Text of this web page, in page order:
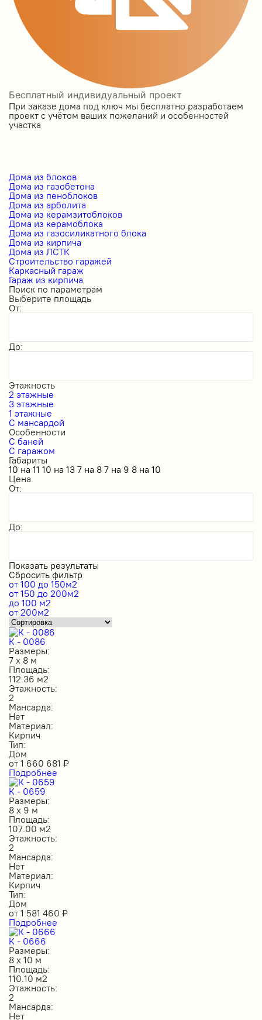
Бесплатный индивидуальный проект
При заказе дома под ключ мы бесплатно разработаем
проект с учётом ваших пожеланий и особенностей
участка
Дома из блоков
Дома из газобетона
Дома из пеноблоков
Дома из арболита
Дома из керамзитоблоков
Дома из керамоблока
Дома из газосиликатного блока
Дома из кирпича
Дома из ЛСТК
Строительство гаражей
Каркасный гараж
Гараж из кирпича
Поиск по параметрам
Выберите площадь
От:
До:
Этажность
2 этажные
3 этажные
1 этажные
С мансардой
Особенности
С баней
С гаражом
Габариты
10 на 11 10 на 13 7 на 8 7 на 9 8 на 10
Цена
От:
До:
Показать результаты
Сбросить фильтр
от 100 до 150м2
от 150 до 200м2
до 100 м2
от 200м2
К - 0086
Размеры:
7 х 8 м
Площадь:
112.36 м2
Этажность:
2
Мансарда:
Нет
Материал:
Кирпич
Тип:
Дом
от 1 660 681 ₽
Подробнее
К - 0659
Размеры:
8 х 9 м
Площадь:
107.00 м2
Этажность:
2
Мансарда:
Нет
Материал:
Кирпич
Тип:
Дом
от 1 581 460 ₽
Подробнее
К - 0666
Размеры:
8 х 10 м
Площадь:
110.10 м2
Этажность:
2
Мансарда:
Нет